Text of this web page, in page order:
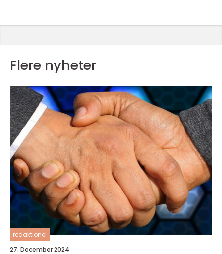
Flere nyheter
redaktionel
27. December 2024